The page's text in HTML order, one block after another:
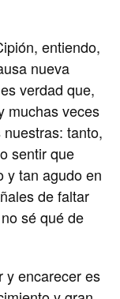
entiendo,
nueva
verdad que,
muchas veces
tanto,
sentir que
y tan agudo en
de faltar
sé qué de
encarecer es